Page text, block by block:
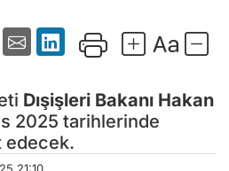
Dışişleri Bakanı Hakan
2025 tarihlerinde
edecek.
21:10